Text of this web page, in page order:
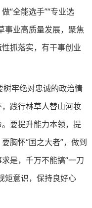
“全能选手”“专业选
事业高质量发展，聚焦
抓落实，有干事创业
树牢绝对忠诚的政治情
践行林草人替山河妆
要提升能力本领，提
胸怀“国之大者”，做到
是，千万不能搞“一刀
矩意识，保持良好心